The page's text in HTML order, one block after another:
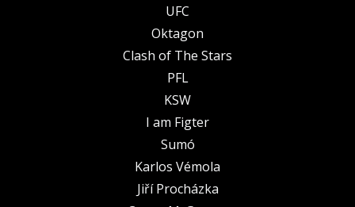
UFC
Oktagon
Clash of The Stars
PFL
KSW
I am Figter
Sumó
Karlos Vémola
Jiří Procházka